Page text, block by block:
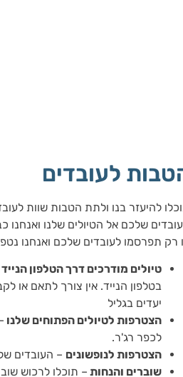
לעובדים
להיעזר בנו ולתת הטבות שוות
שלכם אל הטיולים שלנו
רק תפרסמו לעובדים שלכם ואנחנו
טיולים מודרכים דרך הטלפון הנייד
בטלפון הנייד. אין צורך לתאם או
יעדים בגליל
הצטרפות לטיולים הפתוחים שלנו
לכפר רג'ר.
הצטרפות לנופשונים – העובדים
שוברים והנחות – תוכלו לרכוש